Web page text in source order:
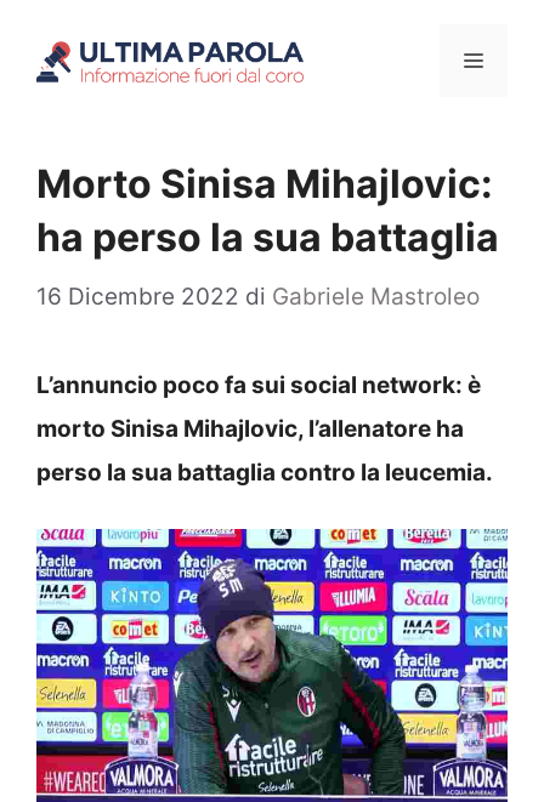
Menu
Morto Sinisa Mihajlovic:
ha perso la sua battaglia
16 Dicembre 2022 di Gabriele Mastroleo
L’annuncio poco fa sui social network: è
morto Sinisa Mihajlovic, l’allenatore ha
perso la sua battaglia contro la leucemia.